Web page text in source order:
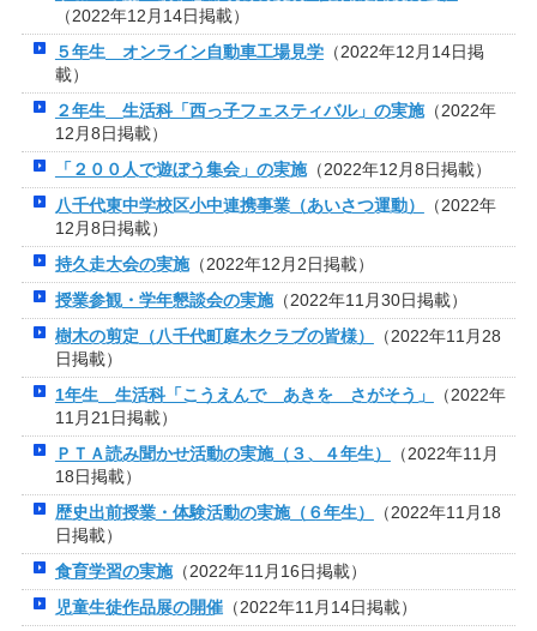
（2022年12月14日掲載）
５年生 オンライン自動車工場見学（2022年12月14日掲
載）
２年生 生活科「西っ子フェスティバル」の実施（2022年
12月8日掲載）
「２００人で遊ぼう集会」の実施（2022年12月8日掲載）
八千代東中学校区小中連携事業（あいさつ運動）
（2022年
12月8日掲載）
持久走大会の実施（2022年12月2日掲載）
授業参観・学年懇談会の実施（2022年11月30日掲載）
樹木の剪定（八千代町庭木クラブの皆様）
（2022年11月28
日掲載）
1年生 生活科「こうえんで あきを さがそう」
（2022年
11月21日掲載）
ＰＴＡ読み聞かせ活動の実施（３、４年生）
（2022年11月
18日掲載）
歴史出前授業・体験活動の実施（６年生）
（2022年11月18
日掲載）
食育学習の実施（2022年11月16日掲載）
児童生徒作品展の開催（2022年11月14日掲載）